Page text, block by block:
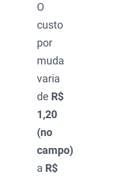
O
custo
por
muda
varia
de R$
1,20
(no
campo)
a R$